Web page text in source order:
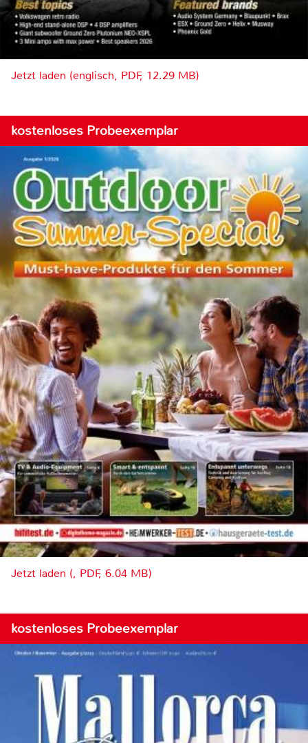
Jetzt laden (englisch, PDF, 12.29 MB)
kostenloses Probeexemplar
Jetzt laden (, PDF, 6.04 MB)
kostenloses Probeexemplar